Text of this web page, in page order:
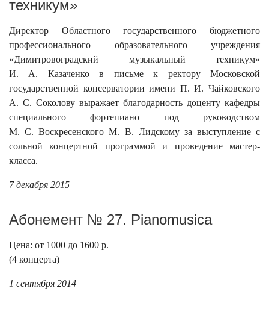
техникум»
Директор Областного государственного бюджетного
профессионального образовательного учреждения
«Димитровоградский музыкальный техникум»
И. А. Казаченко в письме к ректору Московской
государственной консерватории имени П. И. Чайковского
А. С. Соколову выражает благодарность доценту кафедры
специального фортепиано под руководством
М. С. Воскресенского М. В. Лидскому за выступление с
сольной концертной программой и проведение мастер-
класса.
7 декабря 2015
Абонемент № 27. Pianomusica
Цена: от 1000 до 1600 р.
(4 концерта)
1 сентября 2014